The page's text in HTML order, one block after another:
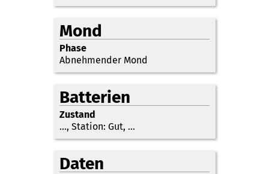
Mond
Phase
Abnehmender Mond
Batterien
Zustand
…, Station: Gut, …
Daten